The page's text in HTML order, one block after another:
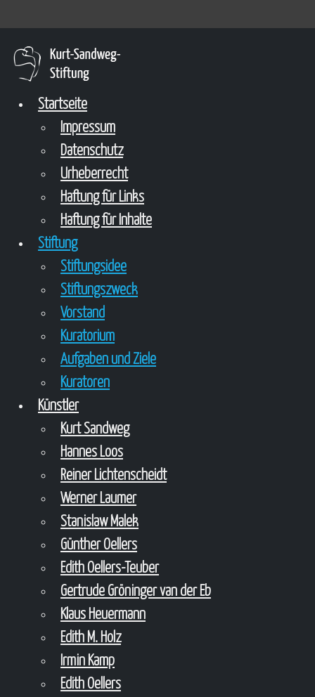
Startseite
Impressum
Datenschutz
Urheberrecht
Haftung für Links
Haftung für Inhalte
Stiftung
Stiftungsidee
Stiftungszweck
Vorstand
Kuratorium
Aufgaben und Ziele
Kuratoren
Künstler
Kurt Sandweg
Hannes Loos
Reiner Lichtenscheidt
Werner Laumer
Stanislaw Malek
Günther Oellers
Edith Oellers-Teuber
Gertrude Gröninger van der Eb
Klaus Heuermann
Edith M. Holz
Irmin Kamp
Edith Oellers